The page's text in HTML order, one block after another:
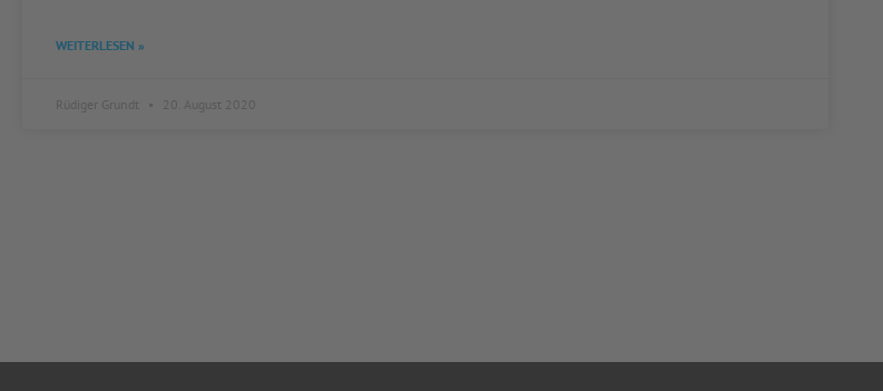
WEITERLESEN »
Rüdiger Grundt 20. August 2020